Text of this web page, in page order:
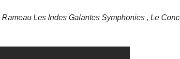
Rameau Les Indes Galantes Symphonies , Le